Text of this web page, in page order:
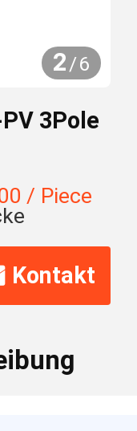
2/6
3Pole
/ Piece
Kontakt